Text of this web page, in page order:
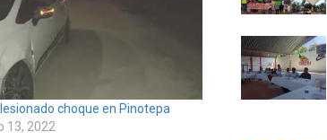
lesionado choque en Pinotepa
13, 2022